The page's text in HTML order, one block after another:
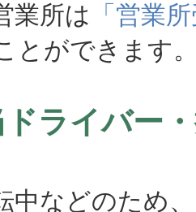
所は 「営業
とができます
ドライバー
などのため